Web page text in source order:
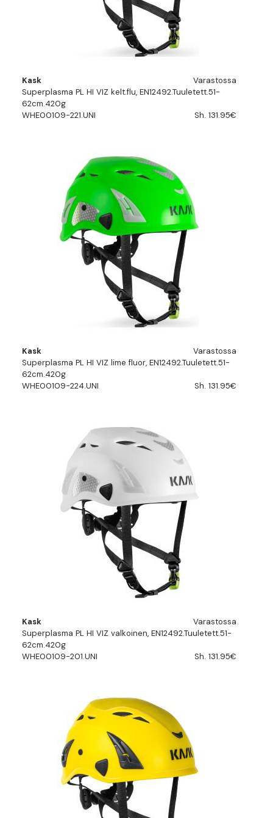
Kask
Varastossa
Superplasma PL HI VIZ kelt.flu, EN12492.Tuuletett.51-
62cm.420g
WHE00109-221.UNI
Sh. 131.95€
Kask
Varastossa
Superplasma PL HI VIZ lime fluor, EN12492.Tuuletett.51-
62cm.420g
WHE00109-224.UNI
Sh. 131.95€
Kask
Varastossa
Superplasma PL HI VIZ valkoinen, EN12492.Tuuletett.51-
62cm.420g
WHE00109-201.UNI
Sh. 131.95€